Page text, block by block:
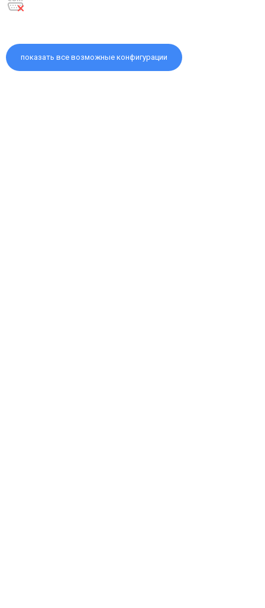
показать все возможные конфигурации